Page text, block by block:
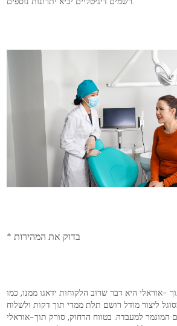
* בדוק את המהירות
-אוראלי היא דבר שרוב הלקוחות ידאגו ממנו, כמו
ליצור מודל רושם תלת ממדי תוך דקות ולשלוח
המוגמר למעבדה. בטווח הרחוק, סורק תוך-אוראלי